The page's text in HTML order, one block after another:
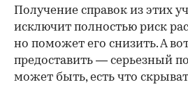
Получение справок из этих
исключит полностью риск
но поможет его снизить. А
предоставить — серьезный
может быть, есть что